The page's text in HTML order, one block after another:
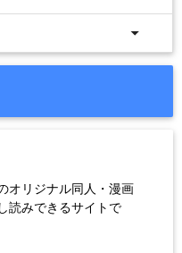
arrow_drop_down
オリジナル同人・漫画
読みできるサイトで